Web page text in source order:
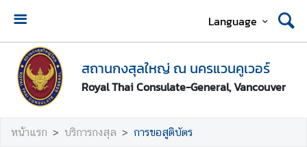
Language
สถานกงสุลใหญ่ ณ นครแวนคูเวอร์
Royal Thai Consulate-General, Vancouver
ห
น้
า
แ
ร
ก
หน้าแรก บริการกงสุล การขอสูติบัตร